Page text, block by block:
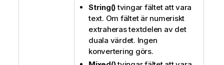
String()tvingar fältet att vara
text. Om fältet är numeriskt
extraheras textdelen av det
duala värdet. Ingen
konvertering görs.